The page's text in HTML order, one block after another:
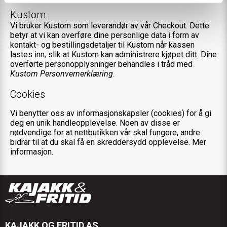
Kustom
Vi bruker Kustom som leverandør av vår Checkout. Dette
betyr at vi kan overføre dine personlige data i form av
kontakt- og bestillingsdetaljer til Kustom når kassen
lastes inn, slik at Kustom kan administrere kjøpet ditt. Dine
overførte personopplysninger behandles i tråd med
Kustom Personvernerklæring.
Cookies
Vi benytter oss av informasjonskapsler (cookies) for å gi
deg en unik handleopplevelse. Noen av disse er
nødvendige for at nettbutikken vår skal fungere, andre
bidrar til at du skal få en skreddersydd opplevelse. Mer
informasjon.